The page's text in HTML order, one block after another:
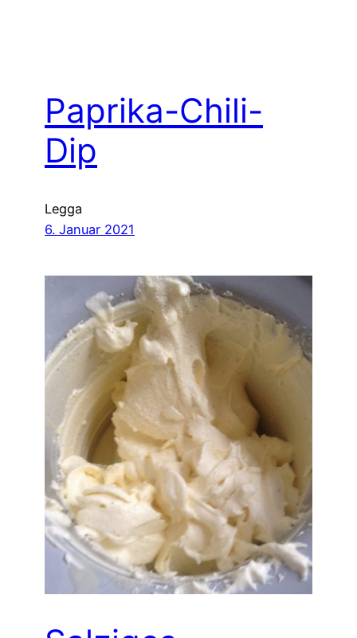
Paprika-Chili-
Dip
Legga
6. Januar 2021